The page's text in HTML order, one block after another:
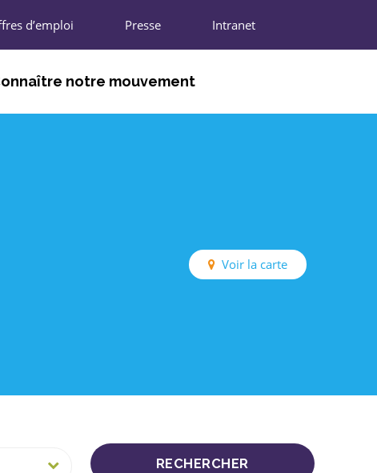
d’emploi Presse Intranet
notre mouvement
Voir la carte
RECHERCHER